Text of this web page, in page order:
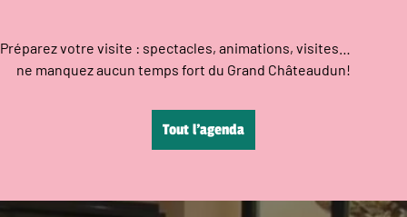
Préparez votre visite : spectacles, animations, visites…
ne manquez aucun temps fort du Grand Châteaudun!
Tout l’agenda